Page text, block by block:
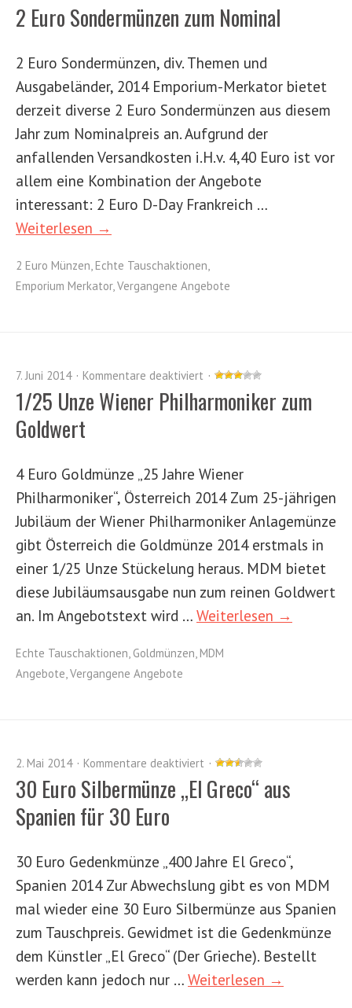
2 Euro Sondermünzen zum Nominal
2 Euro Sondermünzen, div. Themen und
Ausgabeländer, 2014 Emporium-Merkator bietet
derzeit diverse 2 Euro Sondermünzen aus diesem
Jahr zum Nominalpreis an. Aufgrund der
anfallenden Versandkosten i.H.v. 4,40 Euro ist vor
allem eine Kombination der Angebote
interessant: 2 Euro D-Day Frankreich …
Weiterlesen →
2 Euro Münzen, Echte Tauschaktionen,
Emporium Merkator,Vergangene Angebote
7. Juni 2014 Kommentare deaktiviert
1/25 Unze Wiener Philharmoniker zum
Goldwert
4 Euro Goldmünze „25 Jahre Wiener
Philharmoniker“, Österreich 2014 Zum 25-jährigen
Jubiläum der Wiener Philharmoniker Anlagemünze
gibt Österreich die Goldmünze 2014 erstmals in
einer 1/25 Unze Stückelung heraus. MDM bietet
diese Jubiläumsausgabe nun zum reinen Goldwert
an. Im Angebotstext wird … Weiterlesen →
Echte Tauschaktionen, Goldmünzen, MDM
Angebote,Vergangene Angebote
2. Mai 2014 Kommentare deaktiviert
30 Euro Silbermünze „El Greco“ aus
Spanien für 30 Euro
30 Euro Gedenkmünze „400 Jahre El Greco“,
Spanien 2014 Zur Abwechslung gibt es von MDM
mal wieder eine 30 Euro Silbermünze aus Spanien
zum Tauschpreis. Gewidmet ist die Gedenkmünze
dem Künstler „El Greco“ (Der Grieche). Bestellt
werden kann jedoch nur … Weiterlesen →